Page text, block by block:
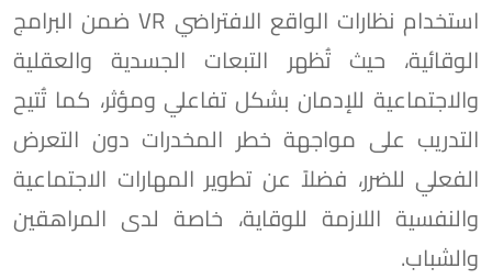
استخدام نظارات الواقع الافتراضي VR ضمن البرامج
الوقائية، حيث تُظهر التبعات الجسدية والعقلية
والاجتماعية للإدمان بشكل تفاعلي ومؤثر، كما تُتيح
التدريب على مواجهة خطر المخدرات دون التعرض
الفعلي للضرر، فضلاً عن تطوير المهارات الاجتماعية
والنفسية اللازمة للوقاية، خاصة لدى المراهقين
والشباب.